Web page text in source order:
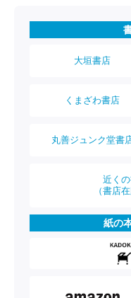
大垣書店
くまざわ書店
丸善ジュンク堂書
近く
（書店
紙の